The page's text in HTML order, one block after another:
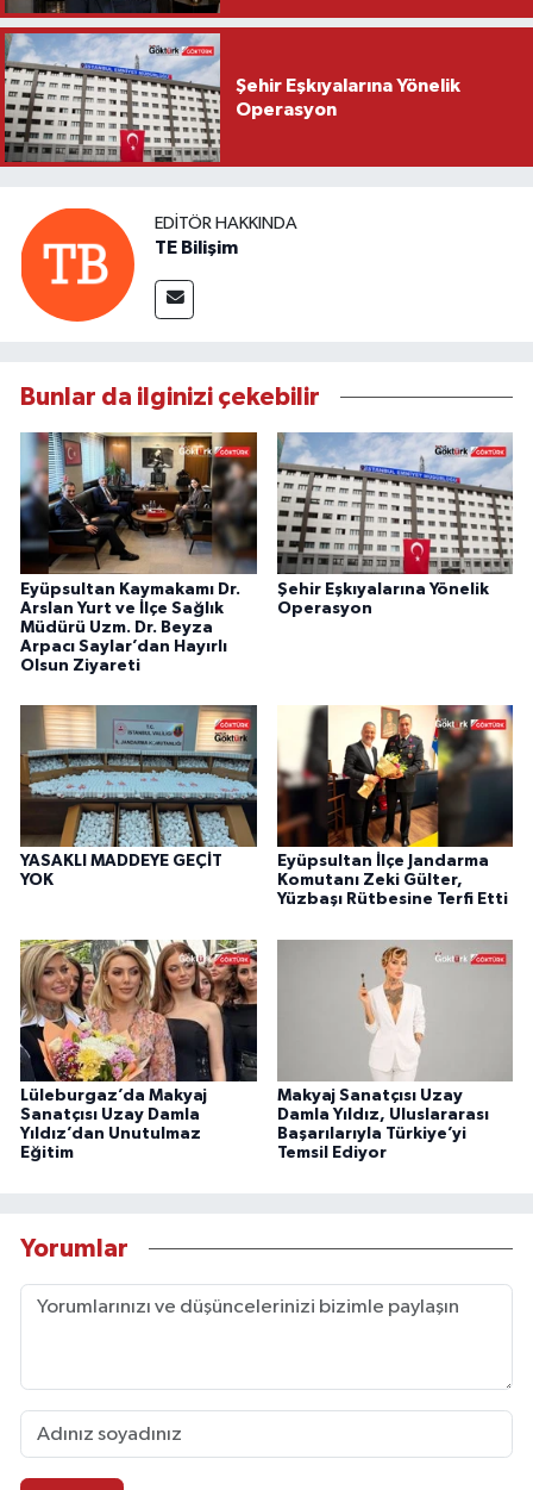
Şehir Eşkıyalarına Yönelik
Operasyon
EDITÖR HAKKINDA
TE Bilişim
Bunlar da ilginizi çekebilir
Eyüpsultan Kaymakamı Dr.
Arslan Yurt ve İlçe Sağlık
Müdürü Uzm. Dr. Beyza
Arpacı Saylar’dan Hayırlı
Olsun Ziyareti
Şehir Eşkıyalarına Yönelik
Operasyon
YASAKLI MADDEYE GEÇİT
YOK
Eyüpsultan İlçe Jandarma
Komutanı Zeki Gülter,
Yüzbaşı Rütbesine Terfi Etti
Lüleburgaz’da Makyaj
Sanatçısı Uzay Damla
Yıldız’dan Unutulmaz
Eğitim
Makyaj Sanatçısı Uzay
Damla Yıldız, Uluslararası
Başarılarıyla Türkiye’yi
Temsil Ediyor
Yorumlar